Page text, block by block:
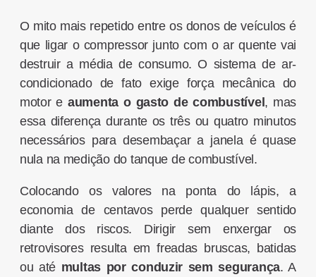
O mito mais repetido entre os donos de veículos é
que ligar o compressor junto com o ar quente vai
destruir a média de consumo. O sistema de ar-
condicionado de fato exige força mecânica do
motor e aumenta o gasto de combustível, mas
essa diferença durante os três ou quatro minutos
necessários para desembaçar a janela é quase
nula na medição do tanque de combustível.
Colocando os valores na ponta do lápis, a
economia de centavos perde qualquer sentido
diante dos riscos. Dirigir sem enxergar os
retrovisores resulta em freadas bruscas, batidas
ou até multas por conduzir sem segurança. A